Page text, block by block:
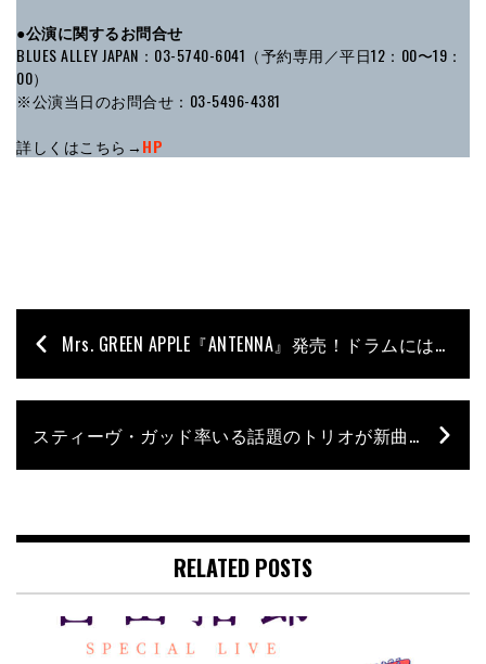
●公演に関するお問合せ
BLUES ALLEY JAPAN：03-5740-6041（予約専用／平日12：00〜19：
00）
※公演当日のお問合せ：03-5496-4381
詳しくはこちら→HP
Mrs. GREEN APPLE『ANTENNA』発売！ドラムにはクラカズヒデユキと神田リョウが参加！
スティーヴ・ガッド率いる話題のトリオが新曲「Susanna」を配信リリース！
RELATED POSTS